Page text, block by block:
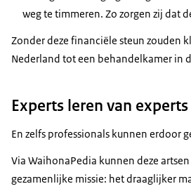
weg te timmeren. Zo zorgen zij dat
Zonder deze financiële steun zouden
Nederland tot een behandelkamer in
Experts leren van experts
En zelfs professionals kunnen erdoor
Via WaihonaPedia kunnen deze
gezamenlijke missie: het draaglijker